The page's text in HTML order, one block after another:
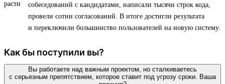
собеседований с кандидатами, написали тысячи строк кода,
провели сотни согласований. В итоге достигли результата
и переключили большинство пользователей на новую систему.
Как бы поступили вы?
Вы работаете над важным проектом, но сталкиваетесь
с серьезным препятствием, которое ставит под угрозу сроки. Ваша